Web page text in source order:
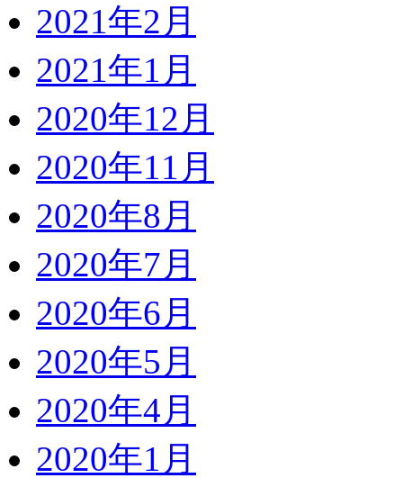
2021年2月
2021年1月
2020年12月
2020年11月
2020年8月
2020年7月
2020年6月
2020年5月
2020年4月
2020年1月